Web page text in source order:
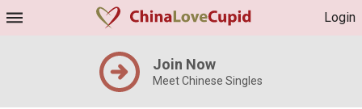
Login
Join Now
Meet Chinese Singles